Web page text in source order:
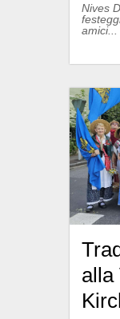
Nives
amici...
alla